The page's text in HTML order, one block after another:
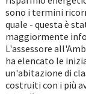
sono i termini
quale - questa è
maggiormente
L'assessore
ha elencato le
un'abitazione di
costruiti con i più